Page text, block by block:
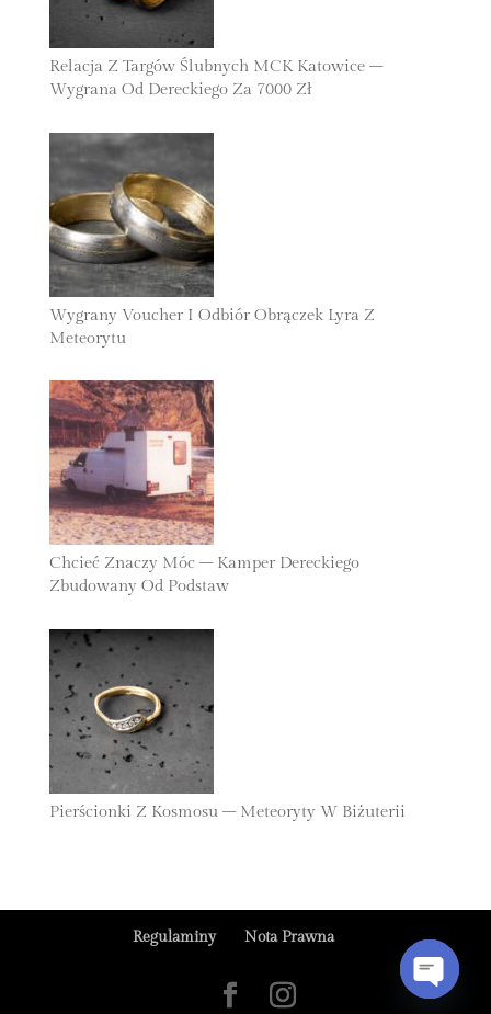
Relacja Z Targów Ślubnych MCK Katowice –
Wygrana Od Dereckiego Za 7000 Zł
Wygrany Voucher I Odbiór Obrączek Lyra Z
Meteorytu
Chcieć Znaczy Móc – Kamper Dereckiego
Zbudowany Od Podstaw
Pierścionki Z Kosmosu – Meteoryty W Biżuterii
Regulaminy Nota Prawna